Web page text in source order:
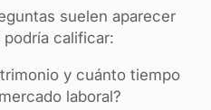
suelen aparecer
calificar:
y cuánto tiempo
laboral?